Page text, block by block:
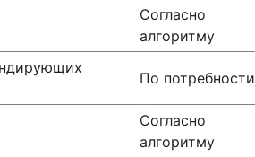
Согласно
алгоритму
По потребности
Согласно
алгоритму